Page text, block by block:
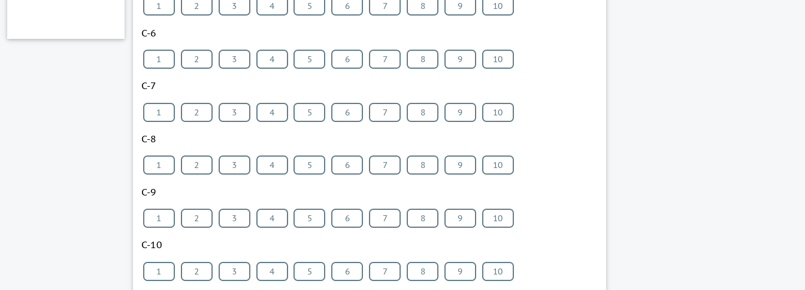
1 2 3 4 5 6 7 8 9 10
С-6
1 2 3 4 5 6 7 8 9 10
С-7
1 2 3 4 5 6 7 8 9 10
С-8
1 2 3 4 5 6 7 8 9 10
С-9
1 2 3 4 5 6 7 8 9 10
С-10
1 2 3 4 5 6 7 8 9 10